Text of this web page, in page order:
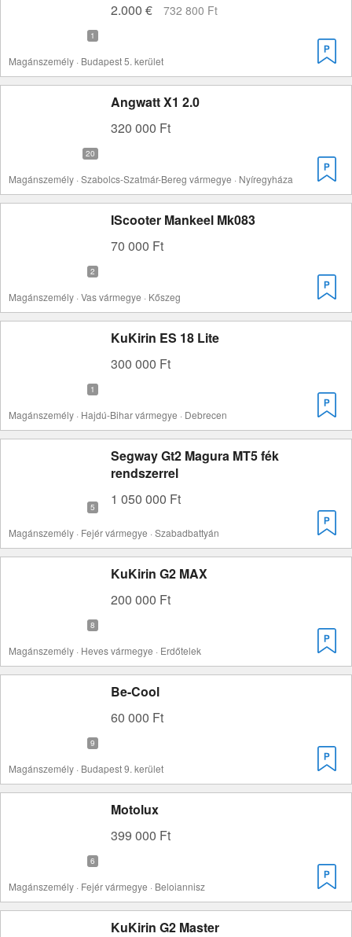
2.000 €
732 800 Ft
Magánszemély · Budapest 5. kerület
Angwatt X1 2.0
320 000 Ft
Magánszemély · Szabolcs-Szatmár-Bereg vármegye · Nyíregyháza
IScooter Mankeel Mk083
70 000 Ft
Magánszemély · Vas vármegye · Kőszeg
KuKirin ES 18 Lite
300 000 Ft
Magánszemély · Hajdú-Bihar vármegye · Debrecen
Segway Gt2 Magura MT5 fék
rendszerrel
1 050 000 Ft
Magánszemély · Fejér vármegye · Szabadbattyán
KuKirin G2 MAX
200 000 Ft
Magánszemély · Heves vármegye · Erdőtelek
Be-Cool
60 000 Ft
Magánszemély · Budapest 9. kerület
Motolux
399 000 Ft
Magánszemély · Fejér vármegye · Beloiannisz
KuKirin G2 Master